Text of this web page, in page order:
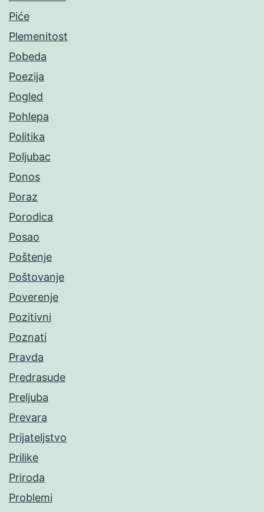
Piće
Plemenitost
Pobeda
Poezija
Pogled
Pohlepa
Politika
Poljubac
Ponos
Poraz
Porodica
Posao
Poštenje
Poštovanje
Poverenje
Pozitivni
Poznati
Pravda
Predrasude
Preljuba
Prevara
Prijateljstvo
Prilike
Priroda
Problemi